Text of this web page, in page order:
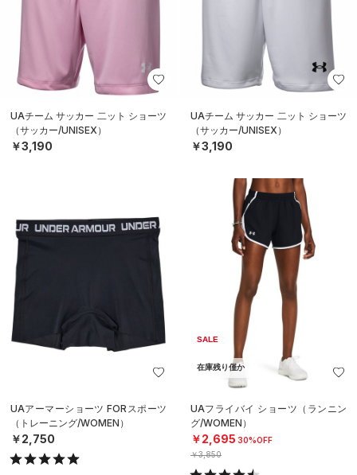
UAチーム サッカー 二ット ショーツ
（サッカー/UNISEX）
￥3,190
UAチーム サッカー 二ット ショーツ
（サッカー/UNISEX）
￥3,190
UAアーマーショーツ FORスポーツ
（トレーニング/WOMEN）
￥2,750
SALE
在庫残り僅か
UAフライバイ ショーツ（ランニン
グ/WOMEN）
￥2,695 30%OFF
￥3,850